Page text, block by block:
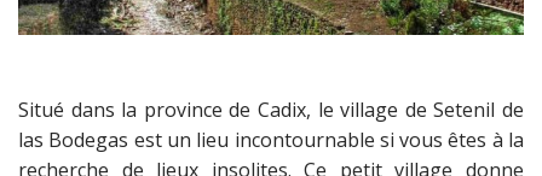
Situé dans la province de Cadix, le village de Setenil de
las Bodegas est un lieu incontournable si vous êtes à la
recherche de lieux insolites. Ce petit village donne